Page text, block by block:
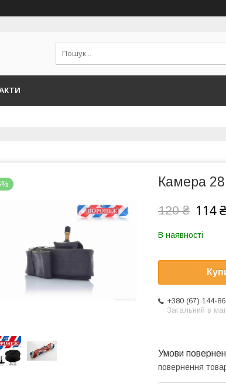
Камера
120 ₴ 114 ₴
В наявності
+380 (67) 144-
Загальний в
повернення